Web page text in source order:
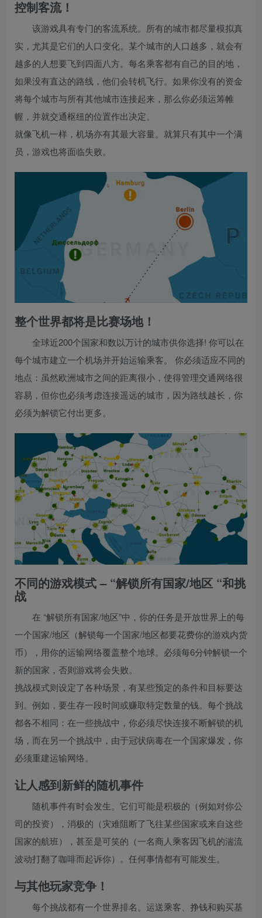
控制客流！
该游戏具有专门的客流系统。所有的城市都尽量模拟真
实，尤其是它们的人口变化。某个城市的人口越多，就会有
越多的人想要飞到四面八方。每名乘客都有自己的目的地，
如果没有直达的路线，他们会转机飞行。如果你没有的资金
将每个城市与所有其他城市连接起来，那么你必须运筹帷
幄，并就交通枢纽的位置作出决定。
就像飞机一样，机场亦有其最大容量。就算只有其中一个满
员，游戏也将面临失败。
整个世界都将是比赛场地！
全球近200个国家和数以万计的城市供你选择! 你可以在
每个城市建立一个机场并开始运输乘客。 你必须适应不同的
地点：虽然欧洲城市之间的距离很小，使得管理交通网络很
容易，但你也必须考虑连接遥远的城市，因为路线越长，你
必须为解锁它付出更多。
不同的游戏模式 – “解锁所有国家/地区 “和挑
战
在 “解锁所有国家/地区”中，你的任务是开放世界上的每
一个国家/地区（解锁每一个国家/地区都要花费你的游戏内货
币），用你的运输网络覆盖整个地球。必须每6分钟解锁一个
新的国家，否则游戏将会失败。
挑战模式则设定了各种场景，有某些预定的条件和目标要达
到。例如，要生存一段时间或赚取特定数量的钱。每个挑战
都各不相同：在一些挑战中，你必须尽快连接不断解锁的机
场，而在另一个挑战中，由于冠状病毒在一个国家爆发，你
必须重建运输网络。
让人感到新鲜的随机事件
随机事件有时会发生。它们可能是积极的（例如对你公
司的投资），消极的（灾难阻断了飞往某些国家或来自这些
国家的航班），甚至是可笑的（一名商人乘客因飞机的湍流
波动打翻了咖啡而起诉你）。任何事情都有可能发生。
与其他玩家竞争！
每个挑战都有一个世界排名。运送乘客、挣钱和购买基